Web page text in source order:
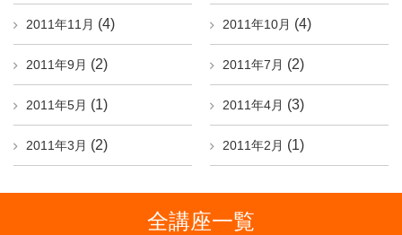
2011年11月 (4) 2011年10月 (4)
2011年9月 (2) 2011年7月 (2)
2011年5月 (1) 2011年4月 (3)
2011年3月 (2) 2011年2月 (1)
全講座一覧